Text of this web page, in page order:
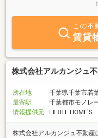
イザーの有資格者もおり、
この不
賃貸
株式会社アルカンジュ
所在地
千葉県千葉市若
最寄駅
千葉都市モノレ
情報提供元
LIFULL HOME'S
株式会社アルカンジュ不動産